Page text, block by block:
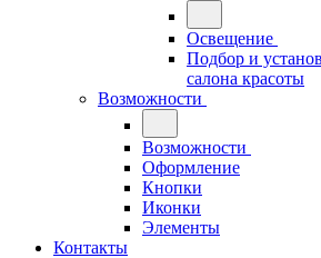
Освещение
Подбор и
салона красоты
Возможности
Возможности
Оформление
Кнопки
Иконки
Элементы
Контакты